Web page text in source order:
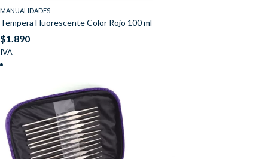
MANUALIDADES
Tempera Fluorescente Color Rojo 100 ml
$1.890
IVA